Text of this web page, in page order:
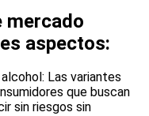
mercado
aspectos:
Las variantes
que buscan
sin riesgos sin